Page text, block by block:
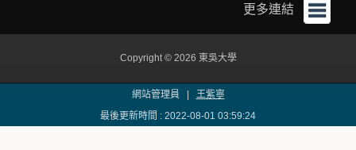
更多連結
Copyright © 2026 東吳大學
網站管理員 | 王紫寧
最後更新時間 : 2022-08-01 03:59:24